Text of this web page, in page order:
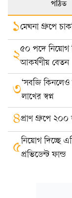
পঠিত
১মেঘনা গ্রুপে
২৫০ পদে নিয়োগ
আকর্ষণীয় বেতন
৩‘সবজি
লাখের স্বপ্ন
৪প্রাণ গ্রুপে
৫নিয়োগ দিচ্ছে
প্রভিডেন্ট ফান্ড